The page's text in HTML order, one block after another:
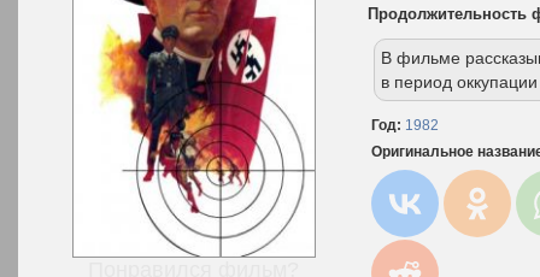
Продолжительность
В фильме
в период
Год: 1982
Оригинальное